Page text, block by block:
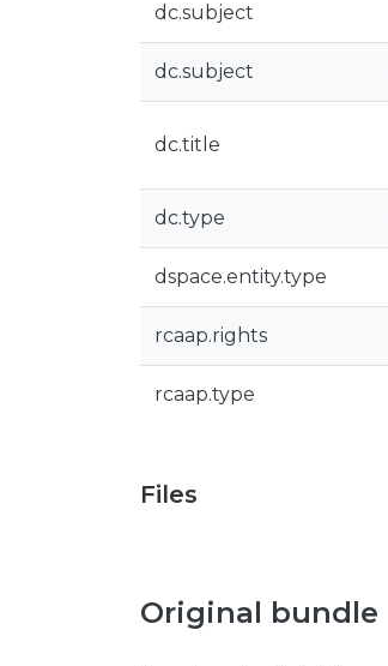
dc.subject
dc.subject
dc.title
dc.type
dspace.entity.type
rcaap.rights
rcaap.type
Files
Original bundle